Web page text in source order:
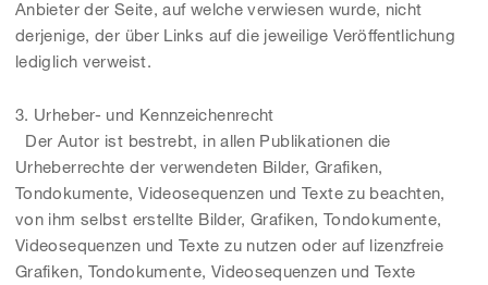
Anbieter der Seite, auf welche verwiesen wurde, nicht
derjenige, der über Links auf die jeweilige Veröffentlichung
lediglich verweist.
3. Urheber- und Kennzeichenrecht
Der Autor ist bestrebt, in allen Publikationen die
Urheberrechte der verwendeten Bilder, Grafiken,
Tondokumente, Videosequenzen und Texte zu beachten,
von ihm selbst erstellte Bilder, Grafiken, Tondokumente,
Videosequenzen und Texte zu nutzen oder auf lizenzfreie
Grafiken, Tondokumente, Videosequenzen und Texte